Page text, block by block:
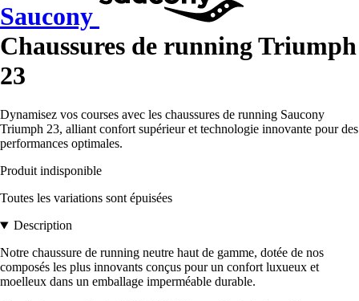
Saucony
Chaussures de running Triumph
23
Dynamisez vos courses avec les chaussures de running Saucony
Triumph 23, alliant confort supérieur et technologie innovante pour des
performances optimales.
Produit indisponible
Toutes les variations sont épuisées
Description
Notre chaussure de running neutre haut de gamme, dotée de nos
composés les plus innovants conçus pour un confort luxueux et
moelleux dans un emballage imperméable durable.